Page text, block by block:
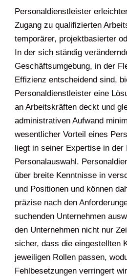
Personaldienstleister
Zugang zu qualifizierten
temporärer, projektbasierter
In der sich ständig
Geschäftsumgebung, in der
Effizienz entscheidend sind,
Personaldienstleister eine
an Arbeitskräften deckt und
administrativen Aufwand
wesentlicher Vorteil eines
liegt in seiner Expertise in der
Personalauswahl.
über breite Kenntnisse in
und Positionen und können
präzise nach den
suchenden Unternehmen
den Unternehmen nicht nur
sicher, dass die eingestellten
jeweiligen Rollen passen,
Fehlbesetzungen verringert